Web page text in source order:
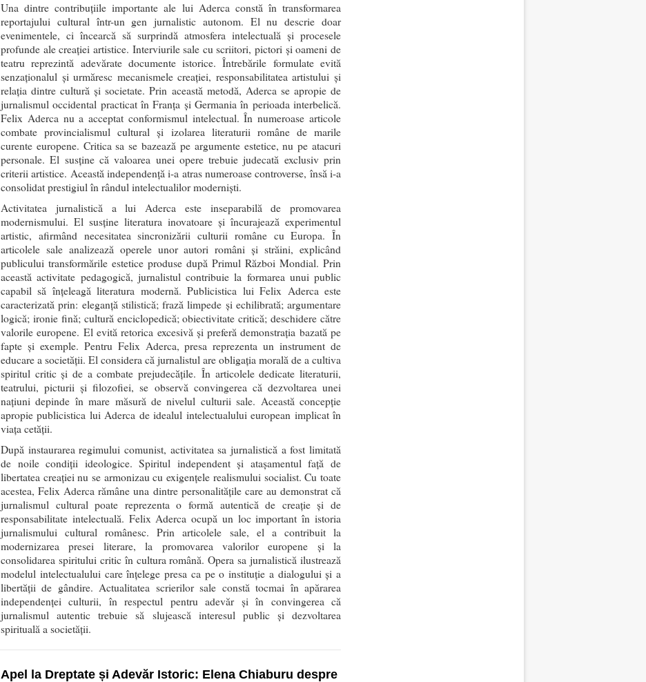
Una dintre contribuțiile importante ale lui Aderca constă în transformarea
reportajului cultural într-un gen jurnalistic autonom. El nu descrie doar
evenimentele, ci încearcă să surprindă atmosfera intelectuală și procesele
profunde ale creației artistice. Interviurile sale cu scriitori, pictori și oameni de
teatru reprezintă adevărate documente istorice. Întrebările formulate evită
senzaționalul și urmăresc mecanismele creației, responsabilitatea artistului și
relația dintre cultură și societate. Prin această metodă, Aderca se apropie de
jurnalismul occidental practicat în Franța și Germania în perioada interbelică.
Felix Aderca nu a acceptat conformismul intelectual. În numeroase articole
combate provincialismul cultural și izolarea literaturii române de marile
curente europene. Critica sa se bazează pe argumente estetice, nu pe atacuri
personale. El susține că valoarea unei opere trebuie judecată exclusiv prin
criterii artistice. Această independență i-a atras numeroase controverse, însă i-a
consolidat prestigiul în rândul intelectualilor moderniști.
Activitatea jurnalistică a lui Aderca este inseparabilă de promovarea
modernismului. El susține literatura inovatoare și încurajează experimentul
artistic, afirmând necesitatea sincronizării culturii române cu Europa. În
articolele sale analizează operele unor autori români și străini, explicând
publicului transformările estetice produse după Primul Război Mondial. Prin
această activitate pedagogică, jurnalistul contribuie la formarea unui public
capabil să înțeleagă literatura modernă. Publicistica lui Felix Aderca este
caracterizată prin: eleganță stilistică; frază limpede și echilibrată; argumentare
logică; ironie fină; cultură enciclopedică; obiectivitate critică; deschidere către
valorile europene. El evită retorica excesivă și preferă demonstrația bazată pe
fapte și exemple. Pentru Felix Aderca, presa reprezenta un instrument de
educare a societății. El considera că jurnalistul are obligația morală de a cultiva
spiritul critic și de a combate prejudecățile. În articolele dedicate literaturii,
teatrului, picturii și filozofiei, se observă convingerea că dezvoltarea unei
națiuni depinde în mare măsură de nivelul culturii sale. Această concepție
apropie publicistica lui Aderca de idealul intelectualului european implicat în
viața cetății.
După instaurarea regimului comunist, activitatea sa jurnalistică a fost limitată
de noile condiții ideologice. Spiritul independent și atașamentul față de
libertatea creației nu se armonizau cu exigențele realismului socialist. Cu toate
acestea, Felix Aderca rămâne una dintre personalitățile care au demonstrat că
jurnalismul cultural poate reprezenta o formă autentică de creație și de
responsabilitate intelectuală. Felix Aderca ocupă un loc important în istoria
jurnalismului cultural românesc. Prin articolele sale, el a contribuit la
modernizarea presei literare, la promovarea valorilor europene și la
consolidarea spiritului critic în cultura română. Opera sa jurnalistică ilustrează
modelul intelectualului care înțelege presa ca pe o instituție a dialogului și a
libertății de gândire. Actualitatea scrierilor sale constă tocmai în apărarea
independenței culturii, în respectul pentru adevăr și în convingerea că
jurnalismul autentic trebuie să slujească interesul public și dezvoltarea
spirituală a societății.
Apel la Dreptate și Adevăr Istoric: Elena Chiaburu despre